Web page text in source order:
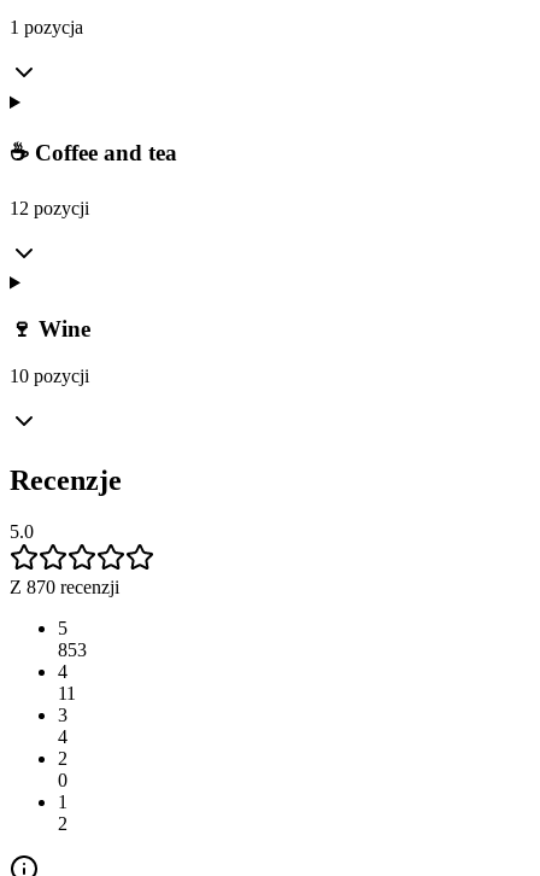
1 pozycja
☕ Coffee and tea
12 pozycji
🍷 Wine
10 pozycji
Recenzje
5.0
Z 870 recenzji
5
853
4
11
3
4
2
0
1
2